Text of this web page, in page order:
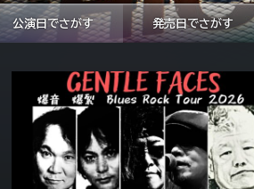
公演日でさがす 発売日でさがす